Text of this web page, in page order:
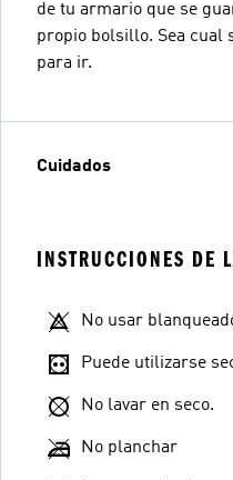
de tu armario que se
propio bolsillo. Sea cual
Cuidados
INSTRUCCIONES DE
No usar
Puede utilizarse
No lavar en seco.
No planchar